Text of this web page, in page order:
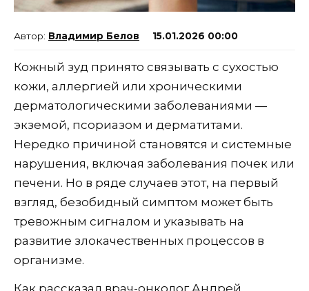
Владимир Белов 15.01.2026 00:00
Кожный зуд принято связывать с сухостью
кожи, аллергией или хроническими
дерматологическими заболеваниями —
экземой, псориазом и дерматитами.
Нередко причиной становятся и системные
нарушения, включая заболевания почек или
печени. Но в ряде случаев этот, на первый
взгляд, безобидный симптом может быть
тревожным сигналом и указывать на
развитие злокачественных процессов в
организме.
Как рассказал врач-онколог Андрей